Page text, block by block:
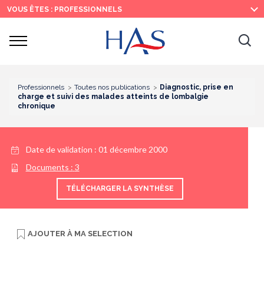
Recherche
Menu
principal
Contenu
principal
VOUS ÊTES : PROFESSIONNELS
Ouvrir
Professionnels Toutes nos publications
Diagnostic, prise en
charge et suivi des malades atteints de lombalgie
chronique
Date de validation : 01 décembre 2000
Documents : 3
TÉLÉCHARGER LA SYNTHÈSE
AJOUTER À MA SELECTION